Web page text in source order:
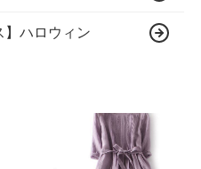
】ハロウィン